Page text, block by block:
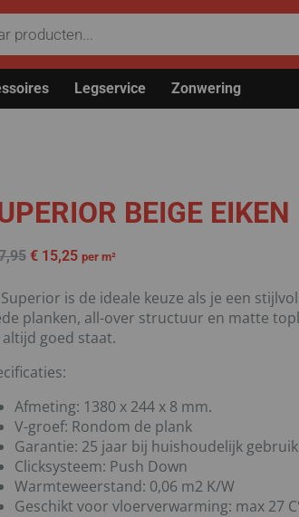
Legservice Zonwering
BEIGE EIKEN
€15,25 per m²
is de ideale keuze als je een
planken, all-over structuur en matte
altijd goed staat.
Afmeting: 1380 x 244 x 8 mm.
V-groef: Rondom de plank
Garantie: 25 jaar bij huishoudelijk gebruik
Clicksysteem: Push Down
Warmteweerstand: 0,06 m2 K/W
Geschikt voor vloerverwarming: max 27